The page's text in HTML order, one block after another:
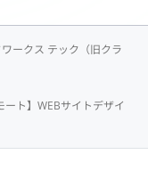
ークス テック（旧クラ
ート】WEBサイトデザイ